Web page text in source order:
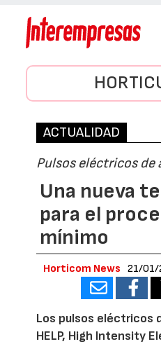
ACTUALIDAD
Pulsos eléctricos
Una nueva
para el
mínimo
Horticom News 21/
Los pulsos eléctricos
HELP, High Intensity